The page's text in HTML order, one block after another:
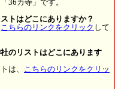
36カ寺」です。
トはどこにありますか？
こちらのリンクをクリック して
のリストはどこにあります
は、 こちらのリンクをクリッ